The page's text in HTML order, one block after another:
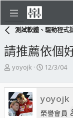
測試軟體、驅動程式
請推薦依個
主
發
起
人
yoyojk
開
日
期
12/3/04
yoyojk
榮譽會員